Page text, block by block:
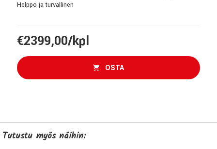
Helppo ja turvallinen
€2399,00/kpl
OSTA
Tutustu myös näihin: